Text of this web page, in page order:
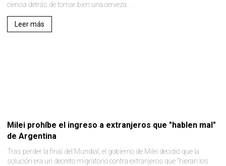
ciencia detrás de tomar bien una cerveza. .
Leer más
Milei prohíbe el ingreso a extranjeros que "hablen mal"
de Argentina
Tras perder la final del Mundial, el gobierno de Milei decidió que la
solución era un decreto migratorio contra extranjeros que "hieran los